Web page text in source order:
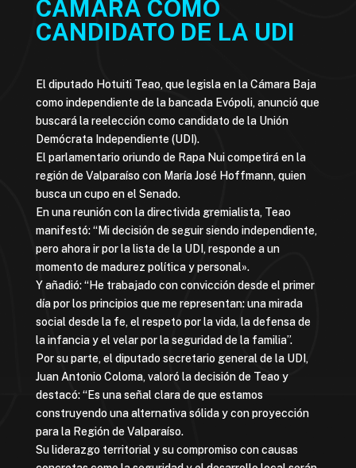
CÁMARA COMO
CANDIDATO DE LA UDI
El diputado Hotuiti Teao, que legisla en la Cámara Baja
como independiente de la bancada Evópoli, anunció que
buscará la reelección como candidato de la Unión
Demócrata Independiente (UDI).
El parlamentario oriundo de Rapa Nui competirá en la
región de Valparaíso con María José Hoffmann, quien
busca un cupo en el Senado.
En una reunión con la directivida gremialista, Teao
manifestó: “Mi decisión de seguir siendo independiente,
pero ahora ir por la lista de la UDI, responde a un
momento de madurez política y personal».
Y añadió: “He trabajado con convicción desde el primer
día por los principios que me representan: una mirada
social desde la fe, el respeto por la vida, la defensa de
la infancia y el velar por la seguridad de la familia”.
Por su parte, el diputado secretario general de la UDI,
Juan Antonio Coloma, valoró la decisión de Teao y
destacó: “Es una señal clara de que estamos
construyendo una alternativa sólida y con proyección
para la Región de Valparaíso.
Su liderazgo territorial y su compromiso con causas